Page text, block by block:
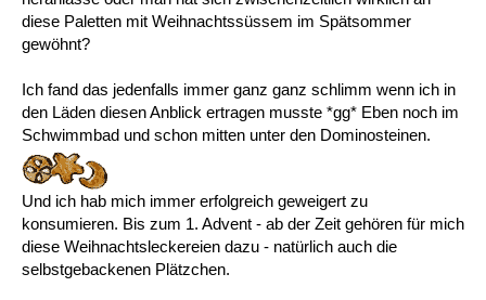
diese Paletten mit Weihnachtssüssem im Spätsommer
gewöhnt?
Ich fand das jedenfalls immer ganz ganz schlimm wenn ich in
den Läden diesen Anblick ertragen musste *gg* Eben noch im
Schwimmbad und schon mitten unter den Dominosteinen.
Und ich hab mich immer erfolgreich geweigert zu
konsumieren. Bis zum 1. Advent - ab der Zeit gehören für mich
diese Weihnachtsleckereien dazu - natürlich auch die
selbstgebackenen Plätzchen.